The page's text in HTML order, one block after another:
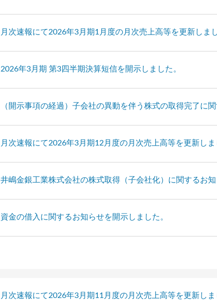
月次速報にて2026年3月期1月度の月次売上高等を更新しまし
2026年3月期 第3四半期決算短信を開示しました。
（開示事項の経過）子会社の異動を伴う株式の取得完了に
月次速報にて2026年3月期12月度の月次売上高等を更新しま
井嶋金銀工業株式会社の株式取得（子会社化）に関するお知
資金の借入に関するお知らせを開示しました。
月次速報にて2026年3月期11月度の月次売上高等を更新しま